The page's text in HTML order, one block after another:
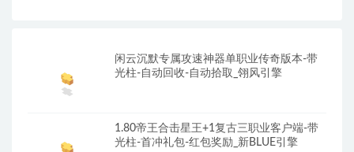
闲云沉默专属攻速神器单职业传奇版本-带
光柱-自动回收-自动拾取_翎风引擎
1.80帝王合击星王+1复古三职业客户端-带
光柱-首冲礼包-红包奖励_新BLUE引擎